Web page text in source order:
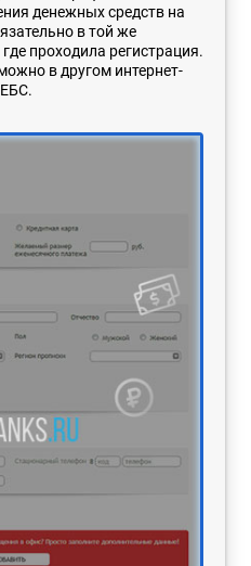
денежных средств на
в той же
проходила регистрация.
в другом интернет-